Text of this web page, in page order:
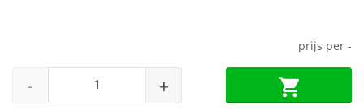
prijs per -
- +